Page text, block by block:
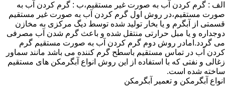
الف : گرم کردن آب به صورت غیر مستقیم،ب : گرم کردن آب به
صورت مستقیم،در روش اول گرم کردن آب به صورت غیر مستقیم
قسمتی از آبگرم و یا بخار تولید شده توسط دیگ مرکزی به مخازن
دوجداره و یا مبل حرارتی منتقل شده و باعث گرم شدن آب مصرفی
می گردد.امادر روش دوم گرم کردن آب به صورت مستقیم گرم
کردن آب در تماس مستقیم باسطح گرم کننده می باشد مانند سماور
زغالی و نفتی که با استفاده از این روش انواع آبگرمکن های مستقیم
ساخته شده است.
انواع آبگرمکن و تعمیر آبگرمکن